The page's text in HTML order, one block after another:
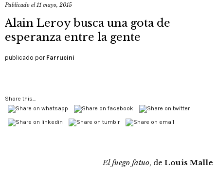
Publicado el11 mayo, 2015
Alain Leroy busca una gota de
esperanza entre la gente
publicado por Farrucini
Share this...
El fuego fatuo, de Louis Malle